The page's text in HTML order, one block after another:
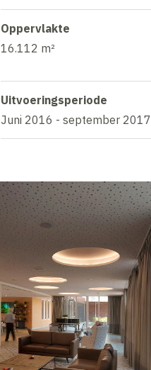
Oppervlakte
16.112 m²
Uitvoeringsperiode
Juni 2016 - september 2017